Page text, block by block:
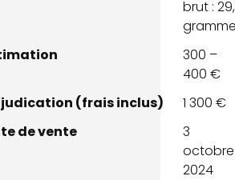
brut :
300 –
400 €
(frais inclus)
1 300 €
de vente
3
octobre
2024